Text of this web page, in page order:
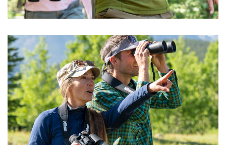
Anmeldeformular geschützt durchWP Captcha
Angemeldet bleiben
ANMELDEN
PASSWORT VERGESSEN?
REGISTRIEREN